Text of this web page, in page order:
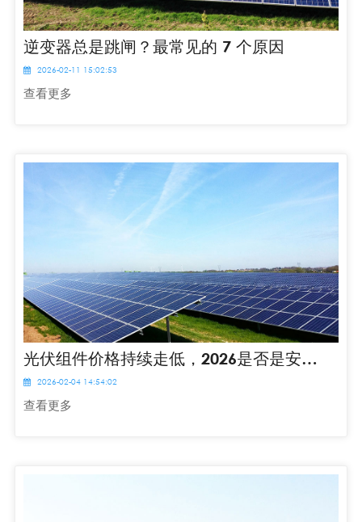
逆变器总是跳闸？最常见的 7 个原因
2026-02-11 15:02:53
查看更多
光伏组件价格持续走低，2026是否是安装好时机？
2026-02-04 14:54:02
查看更多